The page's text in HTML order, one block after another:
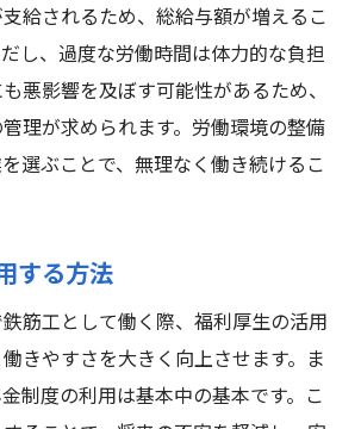
給されるため、総給与額が増えるこ
し、過度な労働時間は体力的な負担
悪影響を及ぼす可能性があるため、
理が求められます。労働環境の整備
選ぶことで、無理なく働き続けるこ
する方法
筋工として働く際、福利厚生の活用
きやすさを大きく向上させます。ま
制度の利用は基本中の基本です。こ